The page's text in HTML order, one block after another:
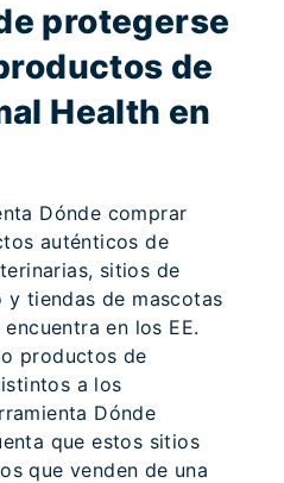
protegerse
de
Health en
Dónde comprar
auténticos de
sitios de
tiendas de mascotas
en los EE.
productos de
a los
Dónde
que estos sitios
que venden de una